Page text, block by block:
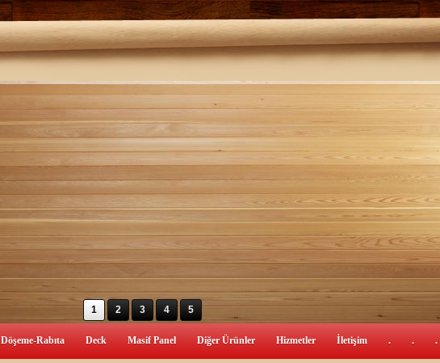
1 2 3 4 5
Döşeme-Rabıta Deck Masif Panel Diğer Ürünler Hizmetler İletişim . . .